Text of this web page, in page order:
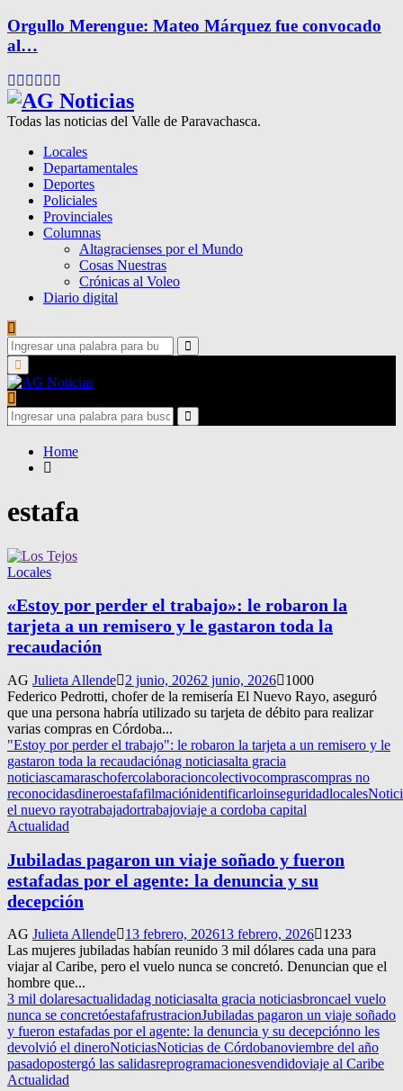
Orgullo Merengue: Mateo Márquez fue convocado
al…
Facebook
Twitter
Instagram
Pinterest
Google
Todas las noticias del Valle de Paravachasca.
Locales
Departamentales
Deportes
Policiales
Provinciales
Columnas
Altagracienses por el Mundo
Cosas Nuestras
Crónicas al Voleo
Diario digital
Search
for:
Search
Primary
Menu
Search
for:
Search
Home
estafa
Locales
«Estoy por perder el trabajo»: le robaron la
tarjeta a un remisero y le gastaron toda la
recaudación
AG Julieta Allende 2 junio, 20262 junio, 2026
1000
Federico Pedrotti, chofer de la remisería El Nuevo Rayo, aseguró
que una persona habría utilizado su tarjeta de débito para realizar
varias compras en Córdoba...
"Estoy por perder el trabajo": le robaron la tarjeta a un remisero y le
gastaron toda la recaudaciónag noticiasalta gracia
noticiascamaraschofercolaboracioncolectivocomprascompras no
reconocidasdineroestafafilmaciónidentificarloinseguridadlocales
el nuevo rayotrabajadortrabajoviaje a cordoba capital
Actualidad
Jubiladas pagaron un viaje soñado y fueron
estafadas por el agente: la denuncia y su
decepción
AG Julieta Allende 13 febrero, 202613 febrero, 2026
1233
Las mujeres jubiladas habían reunido 3 mil dólares cada una para
viajar al Caribe, pero el vuelo nunca se concretó. Denuncian que el
hombre que...
3 mil dolaresactualidadag noticiasalta gracia noticiasbroncael vuelo
nunca se concretóestafafrustracionJubiladas pagaron un viaje soñado
y fueron estafadas por el agente: la denuncia y su decepciónno les
devolvió el dineroNoticiasNoticias de Córdobanoviembre del año
pasadopostergó las salidasreprogramacionesvendidoviaje al Caribe
Actualidad